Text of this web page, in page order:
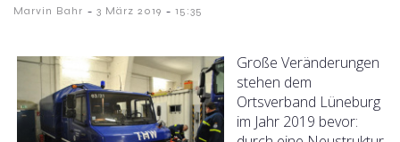
Marvin Bahr - 3 März 2019 - 15:35
Große Veränderungen
stehen dem
Ortsverband Lüneburg
im Jahr 2019 bevor: